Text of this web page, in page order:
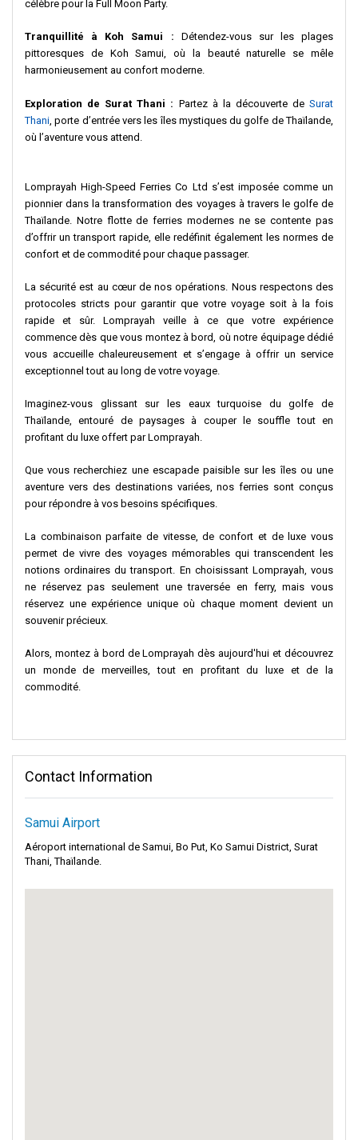
célèbre pour la Full Moon Party.
Tranquillité à Koh Samui : Détendez-vous sur les plages
pittoresques de Koh Samui, où la beauté naturelle se mêle
harmonieusement au confort moderne.
Exploration de Surat Thani : Partez à la découverte deSurat
Thani , porte d’entrée vers les îles mystiques du golfe de Thaïlande,
où l’aventure vous attend.
Lomprayah High-Speed Ferries Co Ltd s’est imposée comme un
pionnier dans la transformation des voyages à travers le golfe de
Thaïlande. Notre flotte de ferries modernes ne se contente pas
d’offrir un transport rapide, elle redéfinit également les normes de
confort et de commodité pour chaque passager.
La sécurité est au cœur de nos opérations. Nous respectons des
protocoles stricts pour garantir que votre voyage soit à la fois
rapide et sûr. Lomprayah veille à ce que votre expérience
commence dès que vous montez à bord, où notre équipage dédié
vous accueille chaleureusement et s’engage à offrir un service
exceptionnel tout au long de votre voyage.
Imaginez-vous glissant sur les eaux turquoise du golfe de
Thaïlande, entouré de paysages à couper le souffle tout en
profitant du luxe offert par Lomprayah.
Que vous recherchiez une escapade paisible sur les îles ou une
aventure vers des destinations variées, nos ferries sont conçus
pour répondre à vos besoins spécifiques.
La combinaison parfaite de vitesse, de confort et de luxe vous
permet de vivre des voyages mémorables qui transcendent les
notions ordinaires du transport. En choisissant Lomprayah, vous
ne réservez pas seulement une traversée en ferry, mais vous
réservez une expérience unique où chaque moment devient un
souvenir précieux.
Alors, montez à bord de Lomprayah dès aujourd'hui et découvrez
un monde de merveilles, tout en profitant du luxe et de la
commodité.
Contact Information
Samui Airport
Aéroport international de Samui, Bo Put, Ko Samui District, Surat
Thani, Thaïlande.